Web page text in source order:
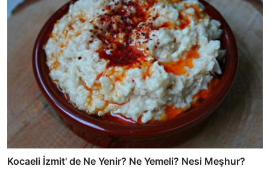
Kocaeli İzmit' de Ne Yenir? Ne Yemeli? Nesi Meşhur?